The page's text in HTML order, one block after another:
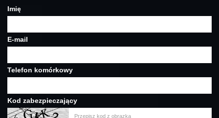
Imię
E-mail
Telefon komórkowy
Kod zabezpieczający